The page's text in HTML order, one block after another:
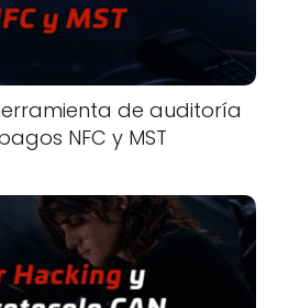
de auditoría
NFC y MST